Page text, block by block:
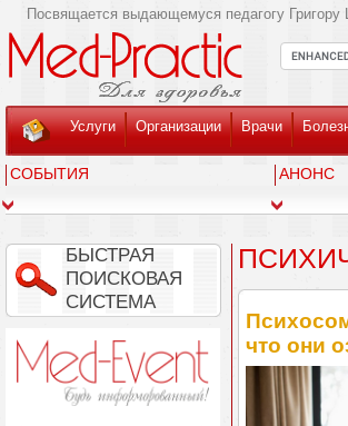
Посвящается выдающемуся педагогу Григору
Услуги Организации Врачи
СОБЫТИЯ АНОНС
БЫСТРАЯ
ПОИСКОВАЯ
СИСТЕМА
что они